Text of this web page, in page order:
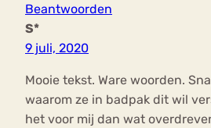
Beantwoorden
S*
9 juli, 2020
Mooie tekst. Ware woorden.
waarom ze in badpak dit wil
het voor mij dan wat